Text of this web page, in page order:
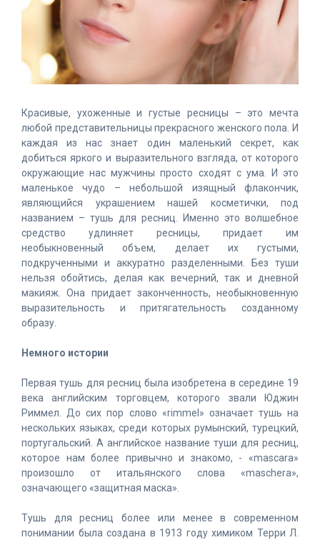
Красивые, ухоженные и густые ресницы – это мечта
любой представительницы прекрасного женского пола. И
каждая из нас знает один маленький секрет, как
добиться яркого и выразительного взгляда, от которого
окружающие нас мужчины просто сходят с ума. И это
маленькое чудо – небольшой изящный флакончик,
являющийся украшением нашей косметички, под
названием – тушь для ресниц. Именно это волшебное
средство удлиняет ресницы, придает им
необыкновенный объем, делает их густыми,
подкрученными и аккуратно разделенными. Без туши
нельзя обойтись, делая как вечерний, так и дневной
макияж. Она придает законченность, необыкновенную
выразительность и притягательность созданному
образу.
Немного истории
Первая тушь для ресниц была изобретена в середине 19
века английским торговцем, которого звали Юджин
Риммел. До сих пор слово «rimmel» означает тушь на
нескольких языках, среди которых румынский, турецкий,
португальский. А английское название туши для ресниц,
которое нам более привычно и знакомо, - «mascara»
произошло от итальянского слова «maschera»,
означающего «защитная маска».
Тушь для ресниц более или менее в современном
понимании была создана в 1913 году химиком Терри Л.